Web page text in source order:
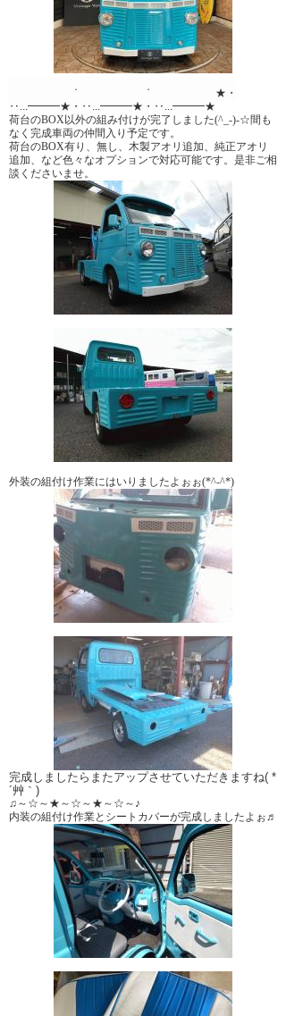
・‥...━━━★・‥...━━━★
・‥...━━━★・
‥...━━━★ ・‥...━━━★・‥...━━━★
荷台のBOX以外の組み付けが完了しました(^_-)-☆間も
なく完成車両の仲間入り予定です。
荷台のBOX有り、無し、木製アオリ追加、純正アオリ
追加、など色々なオプションで対応可能です。 是非ご相
談くださいませ。
外装の組付け作業にはいりましたよぉぉ(*^-^*)
完成しましたらまたアップさせていただきますね( *
´艸｀)
♫～☆～★～☆～★～☆～♪
内装の組付け作業とシートカバーが完成しましたよぉ♬